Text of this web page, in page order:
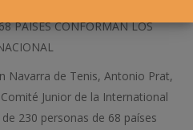
PAÍSES CONFORMAN LOS
Navarra de Tenis, Antonio Prat,
Junior de la International
230 personas de 68 países